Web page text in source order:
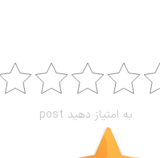
به امتیاز دهید post